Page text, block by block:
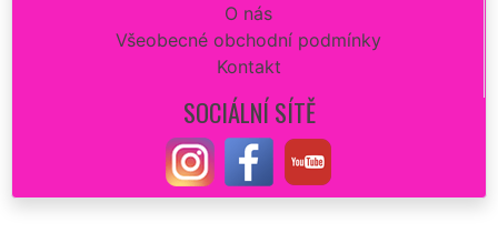
O nás
Všeobecné obchodní podmínky
Kontakt
SOCIÁLNÍ SÍTĚ